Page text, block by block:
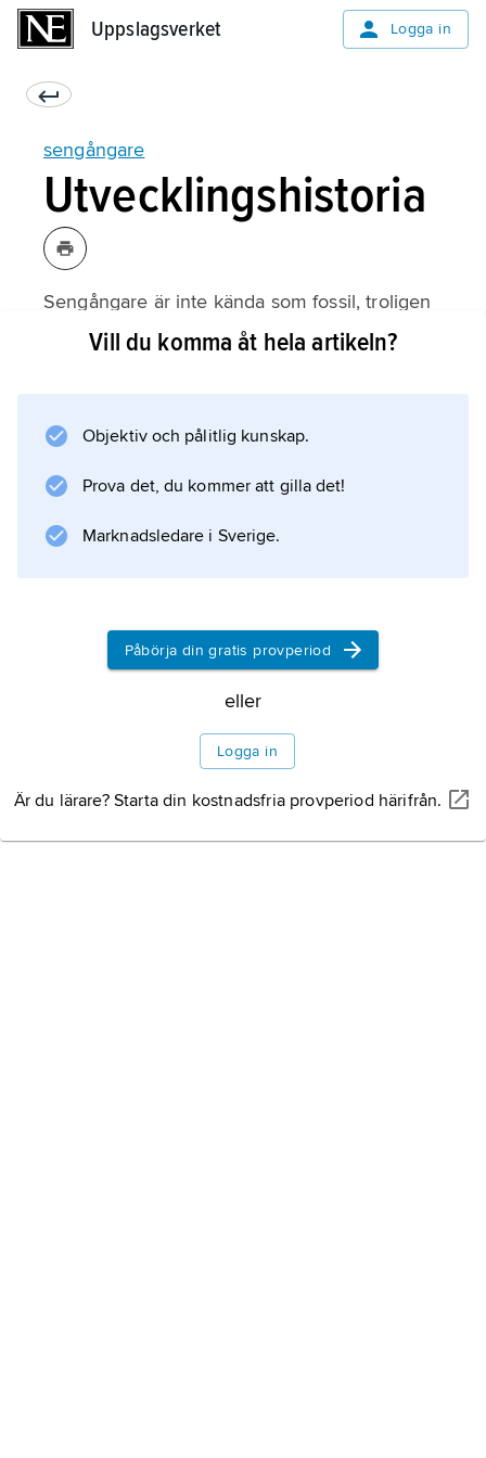
Uppslagsverket Logga in
sengångare
Utvecklingshistoria
Sengångare är inte kända som fossil, troligen
på grund av att de lever i tropiska
skilda familjer av utdöda jättetrögdjur: tretåiga
sengångare inom
och tvåtåiga sengångare
Information om artikeln
Vill du komma åt hela artikeln?
Objektiv och pålitlig kunskap.
Prova det, du kommer att gilla det!
Marknadsledare i Sverige.
Påbörja din gratis provperiod
eller
Logga in
Är du lärare? Starta din kostnadsfria provperiod härifrån.